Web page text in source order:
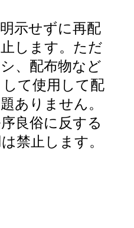
示せずに再配
します。ただ
、配布物など
て使用して配
ありません。
良俗に反する
禁止します。